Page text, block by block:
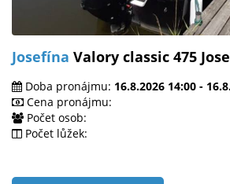
Josefína Valory classic 475
Doba pronájmu: 16.8.2026 14:00 -
Cena pronájmu:
Počet osob:
Počet lůžek: